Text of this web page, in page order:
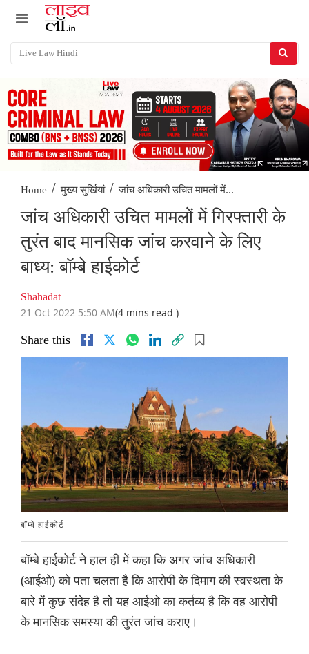
Home / मुख्य सुर्खियां / जांच अधिकारी उचित मामलों में...
जांच अधिकारी उचित मामलों में गिरफ्तारी के
तुरंत बाद मानसिक जांच करवाने के लिए
बाध्य: बॉम्बे हाईकोर्ट
Shahadat
21 Oct 2022 5:50 AM(4 mins read )
Share this
बॉम्बे हाईकोर्ट
बॉम्बे हाईकोर्ट ने हाल ही में कहा कि अगर जांच अधिकारी
(आईओ) को पता चलता है कि आरोपी के दिमाग की स्वस्थता के
बारे में कुछ संदेह है तो यह आईओ का कर्तव्य है कि वह आरोपी
के मानसिक समस्या की तुरंत जांच कराए।